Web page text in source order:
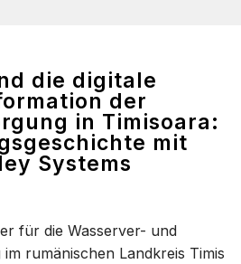
die digitale
der
in Timisoara:
mit
Systems
für die Wasserver- und
rumänischen Landkreis Timis